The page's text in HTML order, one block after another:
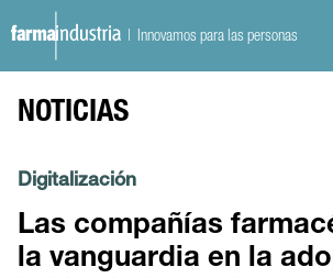
| Innovamos para las personas
NOTICIAS
Digitalización
Las compañías
la vanguardia en la